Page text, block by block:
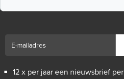
12 x per jaar een nieuwsbrief per